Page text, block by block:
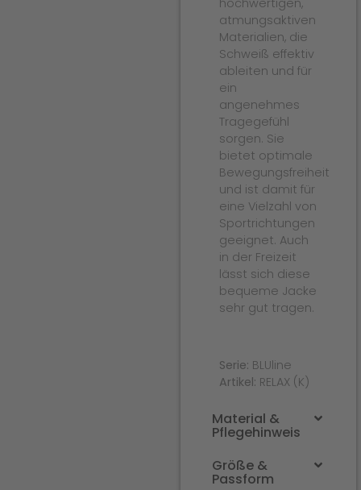
hochwertigen,
atmungsaktiven
Materialien, die
Schweiß effektiv
ableiten und für
ein
angenehmes
Tragegefühl
sorgen. Sie
bietet optimale
Bewegungsfreiheit
und ist damit für
eine Vielzahl von
Sportrichtungen
geeignet. Auch
in der Freizeit
lässt sich diese
bequeme Jacke
sehr gut tragen.
Serie: BLUline
Artikel: RELAX (K)
Material &
Pflegehinweis
Größe &
Passform